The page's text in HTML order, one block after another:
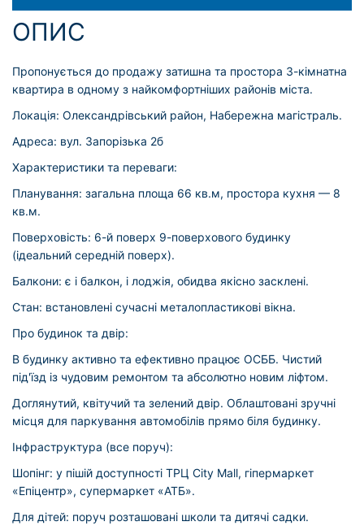
ОПИС
Пропонується до продажу затишна та простора 3-кімнатна
квартира в одному з найкомфортніших районів міста.
Локація: Олександрівський район, Набережна магістраль.
Адреса: вул. Запорізька 2б
Характеристики та переваги:
Планування: загальна площа 66 кв.м, простора кухня — 8
кв.м.
Поверховість: 6-й поверх 9-поверхового будинку
(ідеальний середній поверх).
Балкони: є і балкон, і лоджія, обидва якісно засклені.
Стан: встановлені сучасні металопластикові вікна.
Про будинок та двір:
В будинку активно та ефективно працює ОСББ. Чистий
під'їзд із чудовим ремонтом та абсолютно новим ліфтом.
Доглянутий, квітучий та зелений двір. Облаштовані зручні
місця для паркування автомобілів прямо біля будинку.
Інфраструктура (все поруч):
Шопінг: у пішій доступності ТРЦ City Mall, гіпермаркет
«Епіцентр», супермаркет «АТБ».
Для дітей: поруч розташовані школи та дитячі садки.